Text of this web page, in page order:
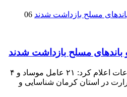
06
محمودآباد آنلاین : وزارت اطلاعات اعلام کرد: ۲۱ عامل موساد و ۴
در استان کرمان شناسایی و